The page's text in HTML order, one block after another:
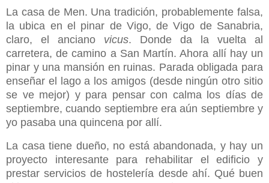
La casa de Men. Una tradición, probablemente falsa,
la ubica en el pinar de Vigo, de Vigo de Sanabria,
claro, el anciano vicus. Donde da la vuelta al
carretera, de camino a San Martín. Ahora allí hay un
pinar y una mansión en ruinas. Parada obligada para
enseñar el lago a los amigos (desde ningún otro sitio
se ve mejor) y para pensar con calma los días de
septiembre, cuando septiembre era aún septiembre y
yo pasaba una quincena por allí.
La casa tiene dueño, no está abandonada, y hay un
proyecto interesante para rehabilitar el edificio y
prestar servicios de hostelería desde ahí. Qué buen